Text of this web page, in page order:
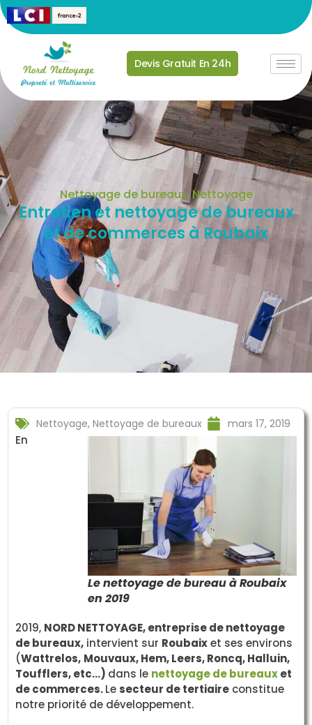
Devis Gratuit En 24h
Nettoyage de bureaux,Nettoyage
Entretien et nettoyage de bureaux
et de commerces à Roubaix
Nettoyage,Nettoyage de bureaux mars 17, 2019
Le nettoyage de bureau à Roubaix
en 2019
En
2019, NORD NETTOYAGE, entreprise de nettoyage
de bureaux, intervient sur Roubaixet ses environs
(Wattrelos, Mouvaux, Hem, Leers, Roncq, Halluin,
Toufflers, etc…) dans le nettoyage de bureauxet
de commerces.Le secteur de tertiaire constitue
notre priorité de développement.